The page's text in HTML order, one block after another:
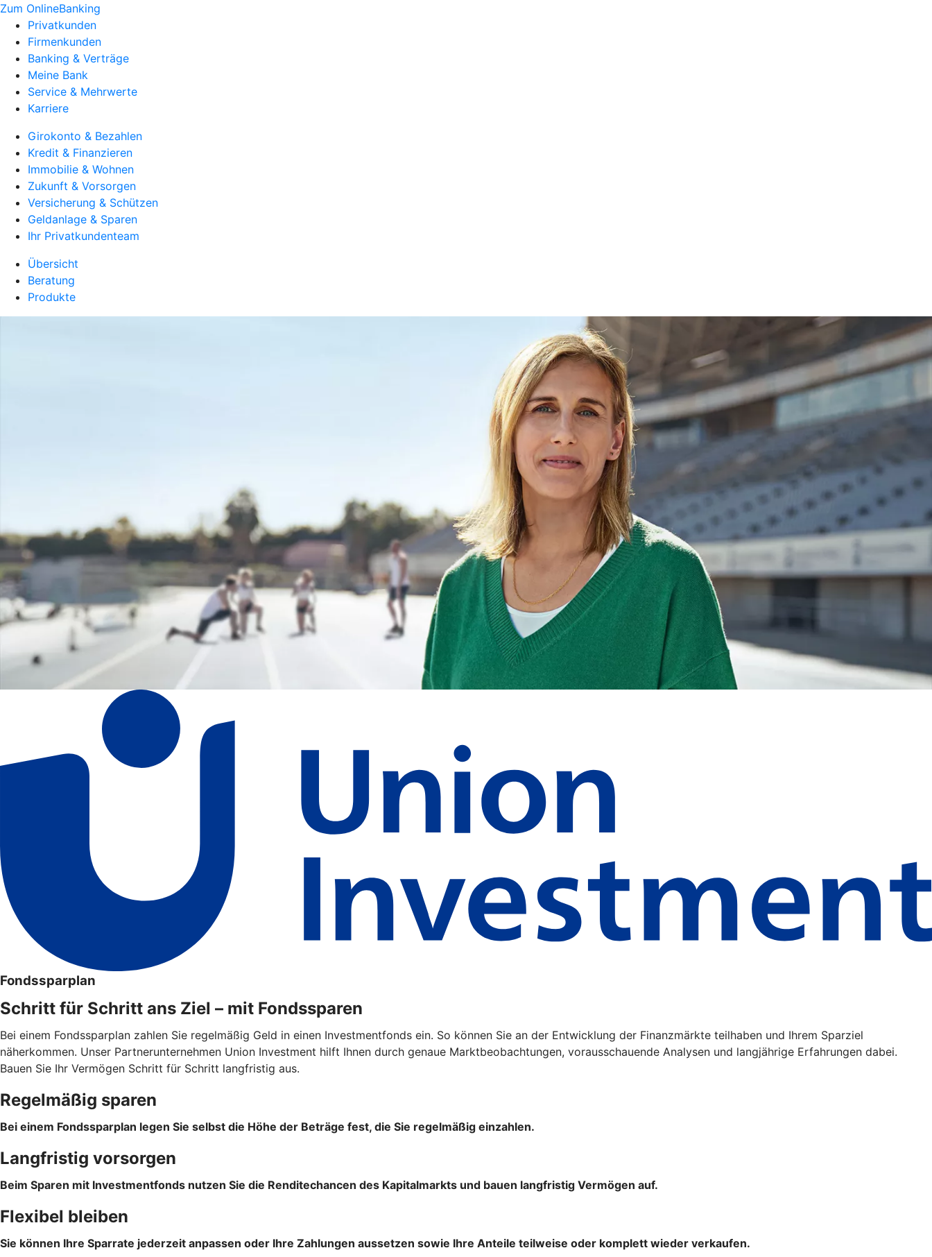
Zum OnlineBanking
Privatkunden
Firmenkunden
Banking & Verträge
Meine Bank
Service & Mehrwerte
Karriere
Girokonto & Bezahlen
Kredit & Finanzieren
Immobilie & Wohnen
Zukunft & Vorsorgen
Versicherung & Schützen
Geldanlage & Sparen
Ihr Privatkundenteam
Übersicht
Beratung
Produkte
Fondssparplan
Schritt für Schritt ans Ziel – mit Fondssparen
Bei einem Fondssparplan zahlen Sie regelmäßig Geld in einen Investmentfonds ein. So können Sie an der Entwicklung der Finanzmärkte teilhaben und Ihrem Sparziel
näherkommen. Unser Partnerunternehmen Union Investment hilft Ihnen durch genaue Marktbeobachtungen, vorausschauende Analysen und langjährige Erfahrungen dabei.
Bauen Sie Ihr Vermögen Schritt für Schritt langfristig aus.
Regelmäßig sparen
Bei einem Fondssparplan legen Sie selbst die Höhe der Beträge fest, die Sie regelmäßig einzahlen.
Langfristig vorsorgen
Beim Sparen mit Investmentfonds nutzen Sie die Renditechancen des Kapitalmarkts und bauen langfristig Vermögen auf.
Flexibel bleiben
Sie können Ihre Sparrate jederzeit anpassen oder Ihre Zahlungen aussetzen sowie Ihre Anteile teilweise oder komplett wieder verkaufen.